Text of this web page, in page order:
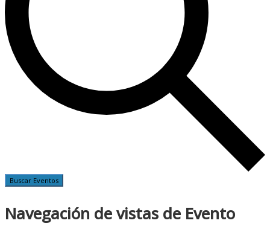
Buscar Eventos
Navegación de vistas de Evento